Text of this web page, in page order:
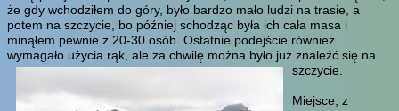
że gdy wchodziłem do góry, było bardzo mało ludzi na trasie, a
potem na szczycie, bo później schodząc była ich cała masa i
minąłem pewnie z 20-30 osób. Ostatnie podejście również
wymagało użycia rąk, ale za chwilę można było już znaleźć się na
szczycie.
Miejsce, z